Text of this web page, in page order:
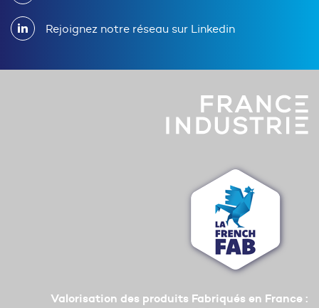
Rejoignez notre réseau sur Linkedin
Valorisation des produits Fabriqués en France :